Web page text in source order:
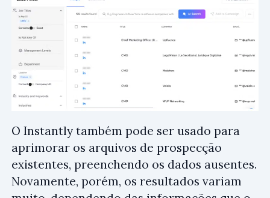
O Instantly também pode ser usado para
aprimorar os arquivos de prospecção
existentes, preenchendo os dados ausentes.
Novamente, porém, os resultados variam